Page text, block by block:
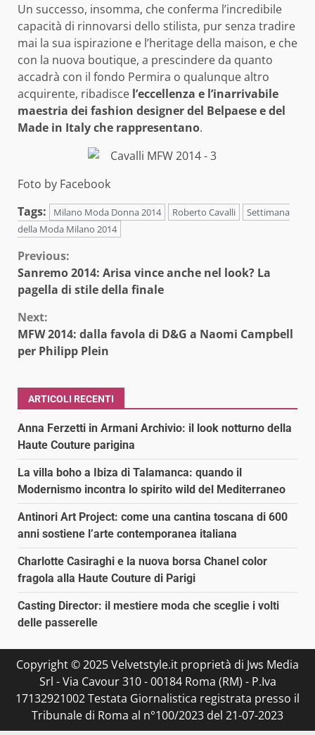
Un successo, insomma, che conferma l’incredibile
capacità di rinnovarsi dello stilista, pur senza tradire
mai la sua ispirazione e l’heritage della maison, e che
con la nuova boutique, a prescindere da quanto
accadrà con il fondo Permira o qualunque altro
acquirente, ribadisce l’eccellenza e l’inarrivabile
maestria dei fashion designer del Belpaese e del
Made in Italy che rappresentano.
Foto by Facebook
Tags:
Milano Moda Donna 2014 Roberto Cavalli
Settimana
della Moda Milano 2014
Continue
Reading
Previous:
Sanremo 2014: Arisa vince anche nel look? La
pagella di stile della finale
Next:
MFW 2014: dalla favola di D&G a Naomi Campbell
per Philipp Plein
ARTICOLI RECENTI
Anna Ferzetti in Armani Archivio: il look notturno della
Haute Couture parigina
La villa boho a Ibiza di Talamanca: quando il
Modernismo incontra lo spirito wild del Mediterraneo
Antinori Art Project: come una cantina toscana di 600
anni sostiene l’arte contemporanea italiana
Charlotte Casiraghi e la nuova borsa Chanel color
fragola alla Haute Couture di Parigi
Casting Director: il mestiere moda che sceglie i volti
delle passerelle
Copyright © 2025 Velvetstyle.it proprietà di Jws Media
Srl - Via Cavour 310 - 00184 Roma (RM) - P.Iva
17132921002 Testata Giornalistica registrata presso il
Tribunale di Roma al n°100/2023 del 21-07-2023